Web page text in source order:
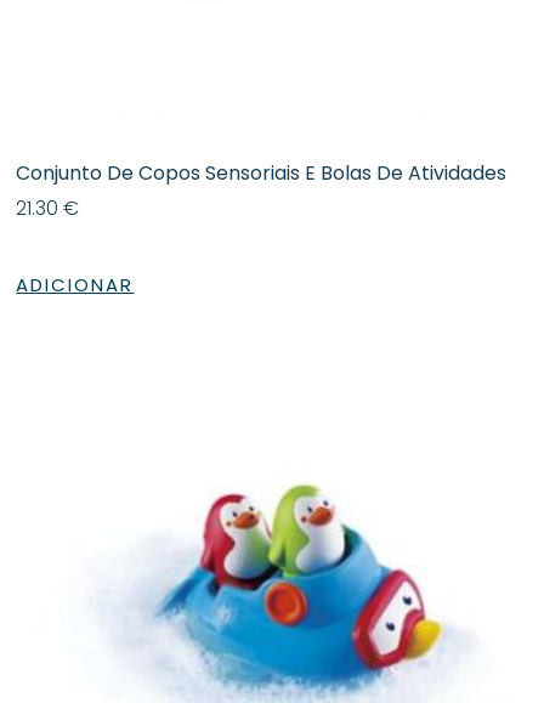
Conjunto De Copos Sensoriais E Bolas De Atividades
21.30€
ADICIONAR